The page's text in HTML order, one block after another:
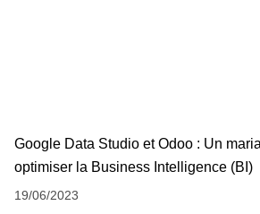
Google Data Studio et Odoo : Un
optimiser la Business Intelligence (BI)
19/06/2023